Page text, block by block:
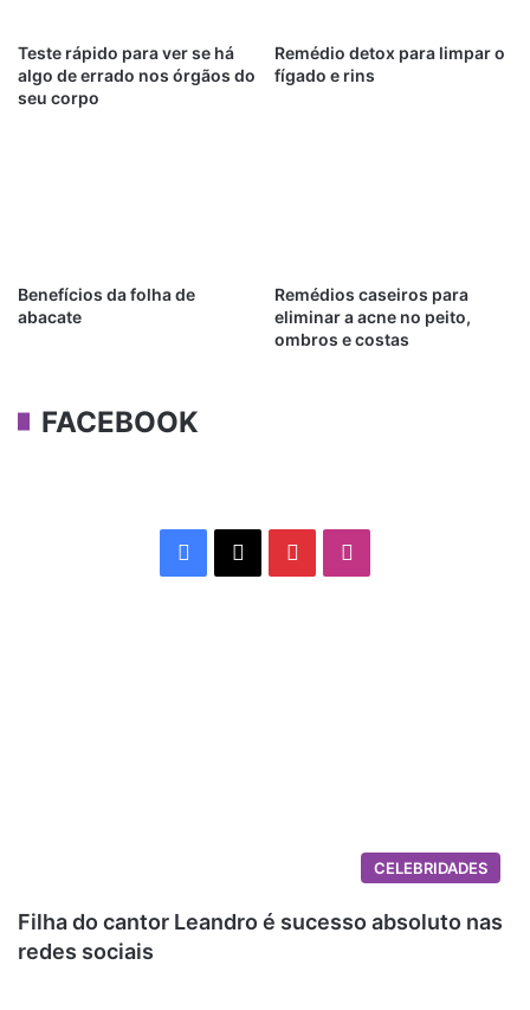
Teste rápido para ver se há
algo de errado nos órgãos do
seu corpo
Remédio detox para limpar o
fígado e rins
Benefícios da folha de
abacate
Remédios caseiros para
eliminar a acne no peito,
ombros e costas
FACEBOOK
Facebook
X Pinterest
CELEBRIDADES
Filha do cantor Leandro é sucesso absoluto nas
redes sociais